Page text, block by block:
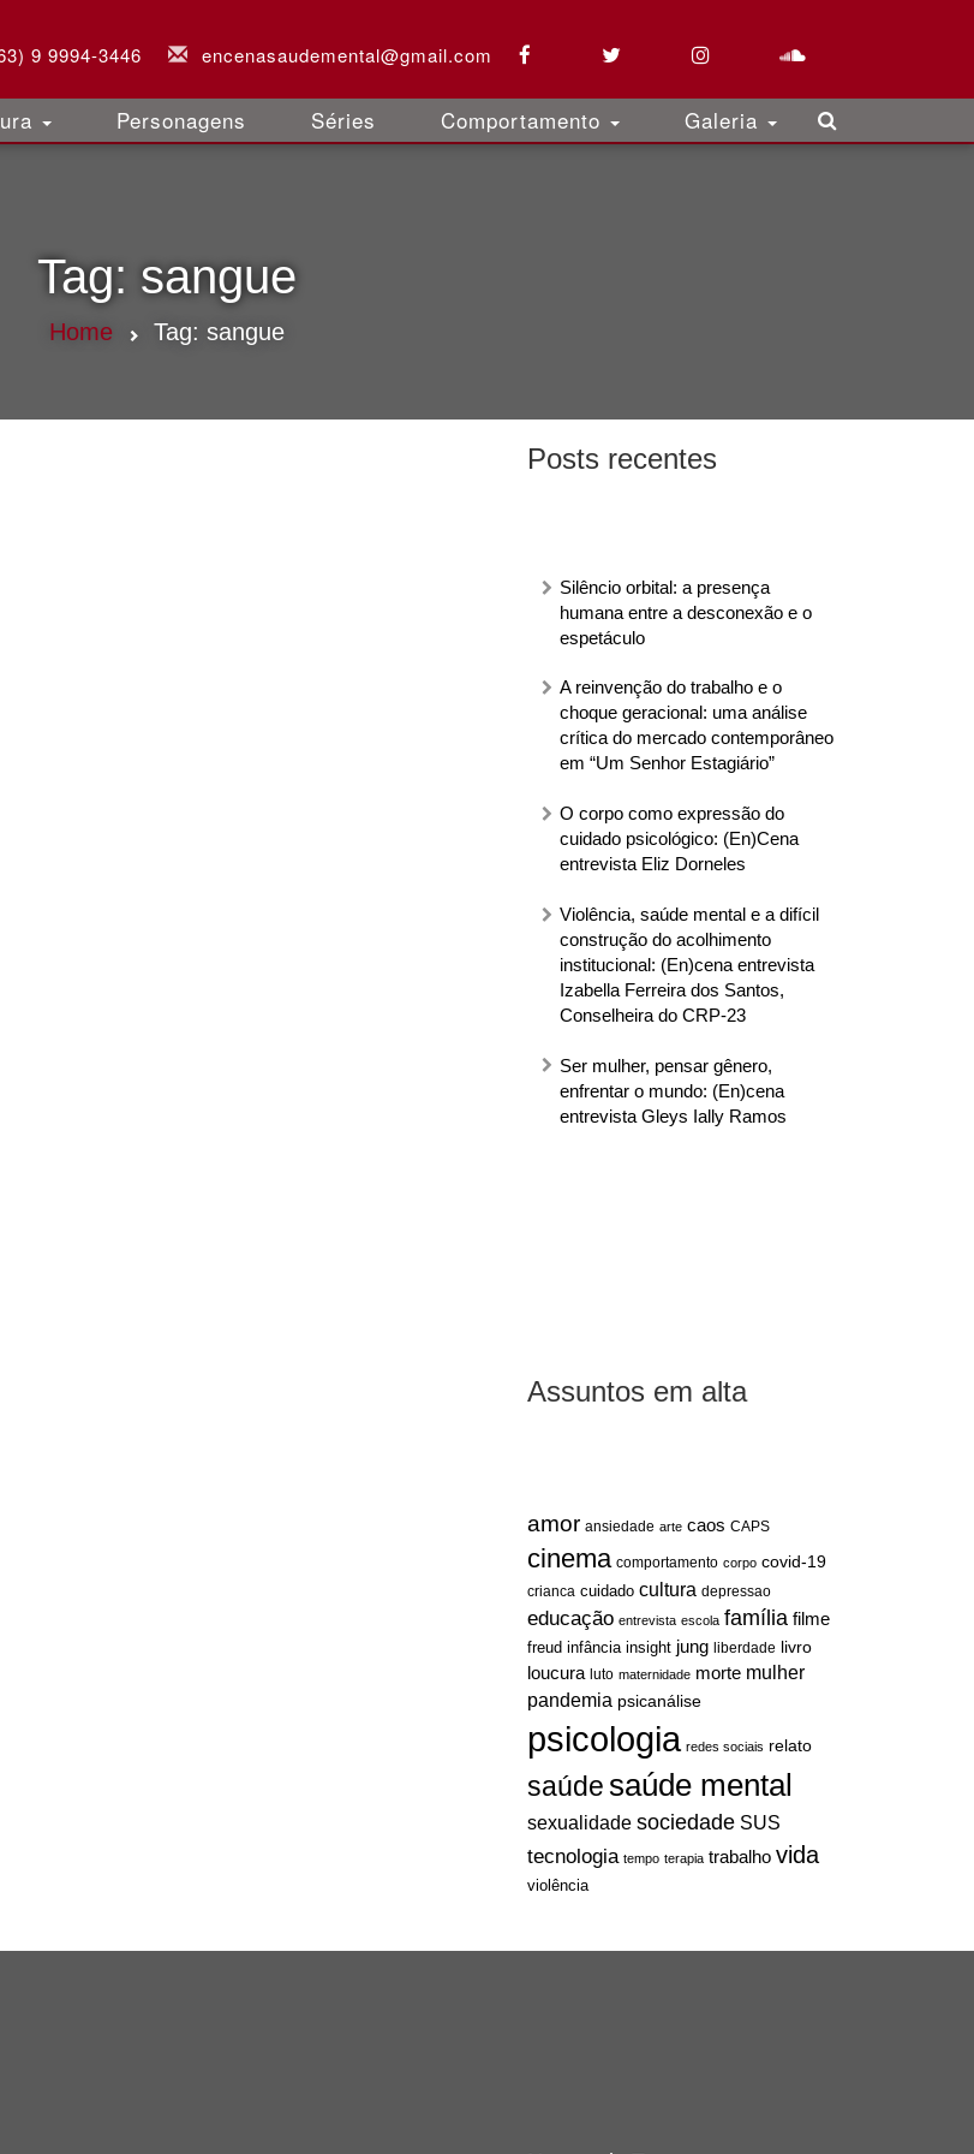
9 9994-3446 encenasaudemental@gmail.com
Personagens Séries Comportamento Galeria
Tag: sangue
Home Tag: sangue
Posts recentes
Silêncio orbital: a presença
humana entre a desconexão e o
espetáculo
A reinvenção do trabalho e o
choque geracional: uma análise
crítica do mercado contemporâneo
em “Um Senhor Estagiário”
O corpo como expressão do
cuidado psicológico: (En)Cena
entrevista Eliz Dorneles
Violência, saúde mental e a difícil
construção do acolhimento
institucional: (En)cena entrevista
Izabella Ferreira dos Santos,
Conselheira do CRP-23
Ser mulher, pensar gênero,
enfrentar o mundo: (En)cena
entrevista Gleys Ially Ramos
Assuntos em alta
amor ansiedade arte caos CAPS
cinema comportamento corpo covid-19
crianca cuidado cultura depressao
educação entrevista escola família filme
freud infância insight jung liberdade livro
loucura luto maternidade morte mulher
pandemia psicanálise
psicologia redes sociais relato
saúdesaúde mental
sexualidade sociedade SUS
tecnologia tempo terapia trabalho vida
violência